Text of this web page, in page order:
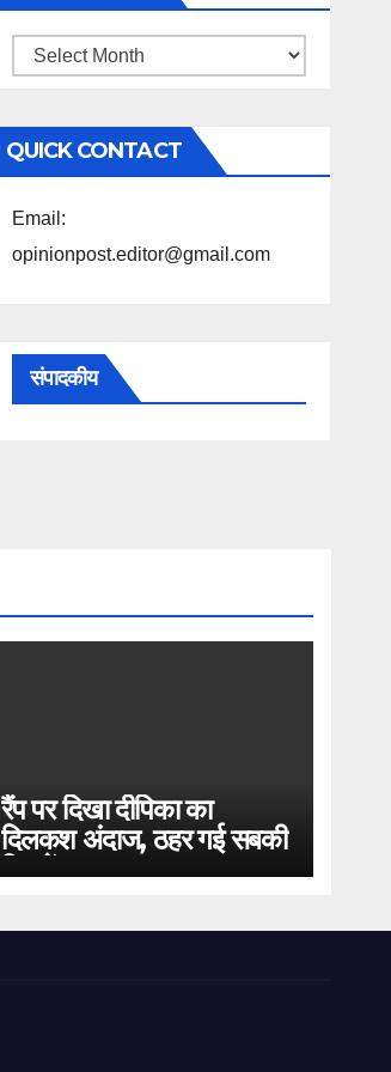
महिने
अनुसार
पढ़ें
QUICK CONTACT
Email:
opinionpost.editor@gmail.com
संपादकीय
रैंप पर दिखा दीपिका का
दिलकश अंदाज, ठहर गई सबकी
निगाहें